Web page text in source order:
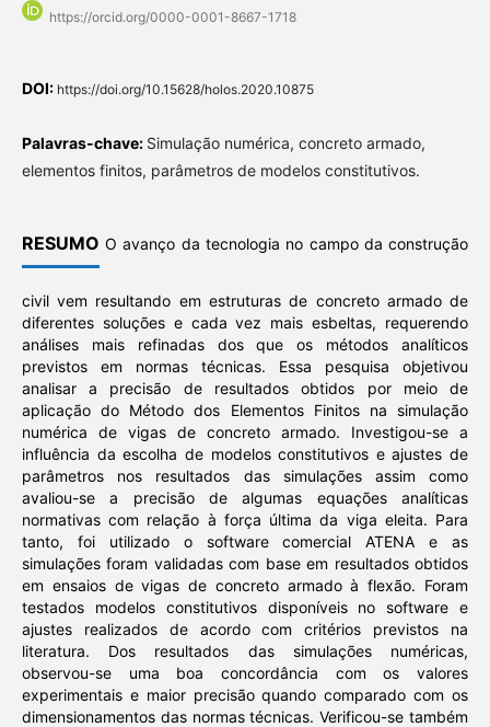
https://orcid.org/0000-0001-8667-1718
DOI: https://doi.org/10.15628/holos.2020.10875
Palavras-chave: Simulação numérica, concreto armado,
elementos finitos, parâmetros de modelos constitutivos.
RESUMO O avanço da tecnologia no campo da construção
civil vem resultando em estruturas de concreto armado de
diferentes soluções e cada vez mais esbeltas, requerendo
análises mais refinadas dos que os métodos analíticos
previstos em normas técnicas. Essa pesquisa objetivou
analisar a precisão de resultados obtidos por meio de
aplicação do Método dos Elementos Finitos na simulação
numérica de vigas de concreto armado. Investigou-se a
influência da escolha de modelos constitutivos e ajustes de
parâmetros nos resultados das simulações assim como
avaliou-se a precisão de algumas equações analíticas
normativas com relação à força última da viga eleita. Para
tanto, foi utilizado o software comercial ATENA e as
simulações foram validadas com base em resultados obtidos
em ensaios de vigas de concreto armado à flexão. Foram
testados modelos constitutivos disponíveis no software e
ajustes realizados de acordo com critérios previstos na
literatura. Dos resultados das simulações numéricas,
observou-se uma boa concordância com os valores
experimentais e maior precisão quando comparado com os
dimensionamentos das normas técnicas. Verificou-se também